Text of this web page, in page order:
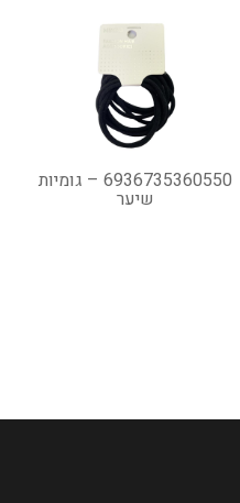
6936735360550 – גומיות
שיער